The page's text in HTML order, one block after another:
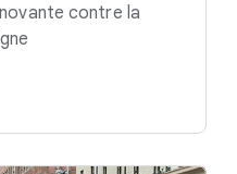
contre la